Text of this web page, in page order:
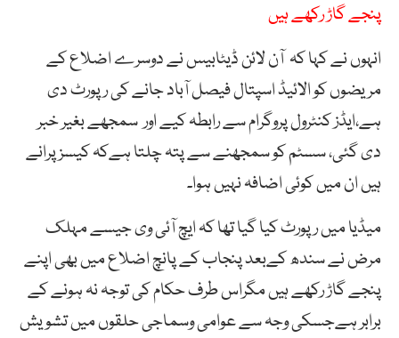
پنجے گاڑ رکھے ہیں
انہوں نے کہا کہ آن لائن ڈیٹابیس نے دوسرے اضلاع کے
مریضوں کو الائیڈ اسپتال فیصل آباد جانے کی رپورٹ دی
ہے،ایڈز کنٹرول پروگرام سے رابطہ کیے اور سمجھے بغیر خبر
دی گئی، سسٹم کو سمجھنے سے پتہ چلتا ہےکہ کیسز پرانے
ہیں ان میں کوئی اضافہ نہیں ہوا۔
میڈیا میں رپورٹ کیا گیا تھا کہ ایچ آئی وی جیسے مہلک
مرض نے سندھ کےبعد پنجاب کے پانچ اضلاع میں بھی اپنے
پنجے گاڑ رکھے ہیں مگراس طرف حکام کی توجہ نہ ہونے کے
برابر ہےجسکی وجہ سے عوامی وسماجی حلقوں میں تشویش